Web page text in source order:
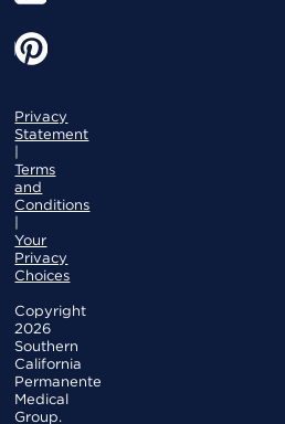
Privacy
Statement
Terms
and
Conditions
Your
Privacy
Choices
Copyright
2026
Southern
California
Permanente
Medical
Group.